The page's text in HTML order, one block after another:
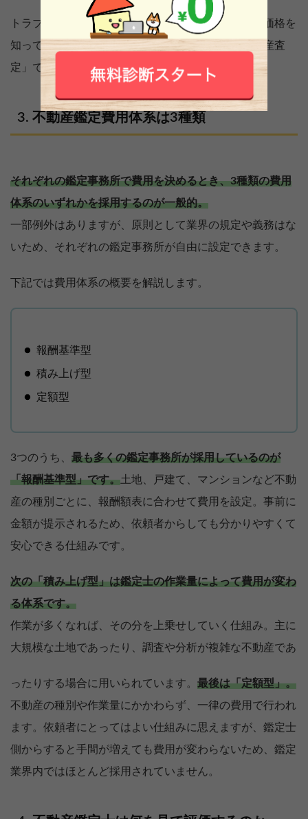
トラブルを未然に防ぐためにも、そのときの適正な価格を
知っておくとよいでしょう。場合によっては「不動産査
定」で差し支えないケースもあるので慎重に検討を。
不動産鑑定費用体系は3種類
それぞれの鑑定事務所で費用を決めるとき、3種類の費用
体系のいずれかを採用するのが一般的。
一部例外はありますが、原則として業界の規定や義務はな
いため、それぞれの鑑定事務所が自由に設定できます。
下記では費用体系の概要を解説します。
報酬基準型
積み上げ型
定額型
3つのうち、 最も多くの鑑定事務所が採用しているのが
「報酬基準型」です。土地、戸建て、マンションなど不動
産の種別ごとに、報酬額表に合わせて費用を設定。事前に
金額が提示されるため、依頼者からしても分かりやすくて
安心できる仕組みです。
次の「積み上げ型」は鑑定士の作業量によって費用が変わ
る体系です。
作業が多くなれば、その分を上乗せしていく仕組み。主に
大規模な土地であったり、調査や分析が複雑な不動産であ
ったりする場合に用いられています。 最後は「定額型」。
不動産の種別や作業量にかかわらず、一律の費用で行われ
ます。依頼者にとってはよい仕組みに思えますが、鑑定士
側からすると手間が増えても費用が変わらないため、鑑定
業界内ではほとんど採用されていません。